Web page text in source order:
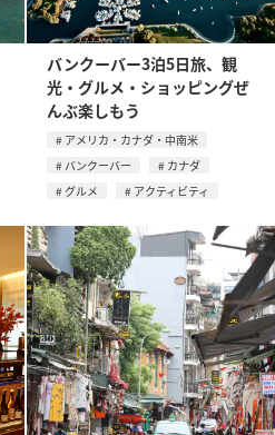
バンクーバー3泊5日旅、観
光・グルメ・ショッピングぜ
んぶ楽しもう
アメリカ・カナダ・中南米
バンクーバー
カナダ
グルメ
アクティビティ